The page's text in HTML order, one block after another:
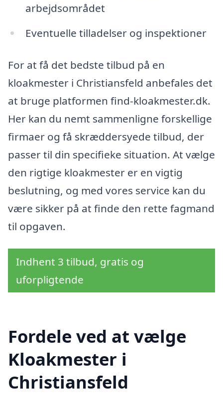
arbejdsområdet
Eventuelle tilladelser og inspektioner
For at få det bedste tilbud på en
kloakmester i Christiansfeld anbefales det
at bruge platformen find-kloakmester.dk.
Her kan du nemt sammenligne forskellige
firmaer og få skræddersyede tilbud, der
passer til din specifieke situation. At vælge
den rigtige kloakmester er en vigtig
beslutning, og med vores service kan du
være sikker på at finde den rette fagmand
til opgaven.
Indhent 3 tilbud, gratis og
uforpligtende
Fordele ved at vælge
Kloakmester i
Christiansfeld